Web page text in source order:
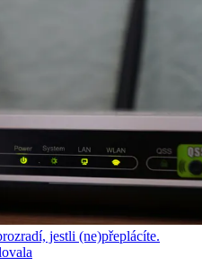
jestli (ne)přeplácíte.